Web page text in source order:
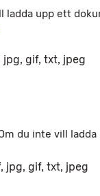
ladda upp ett
gif, txt, jpeg
du inte vill
jpg, gif, txt, jpeg